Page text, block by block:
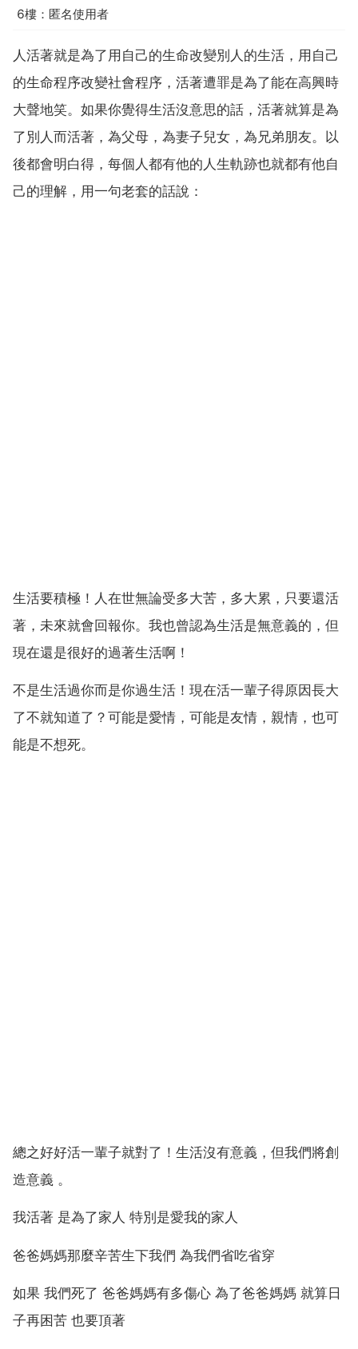
6樓：匿名使用者
人活著就是為了用自己的生命改變別人的生活，用自己
的生命程序改變社會程序，活著遭罪是為了能在高興時
大聲地笑。如果你覺得生活沒意思的話，活著就算是為
了別人而活著，為父母，為妻子兒女，為兄弟朋友。以
後都會明白得，每個人都有他的人生軌跡也就都有他自
己的理解，用一句老套的話說：
生活要積極！人在世無論受多大苦，多大累，只要還活
著，未來就會回報你。我也曾認為生活是無意義的，但
現在還是很好的過著生活啊！
不是生活過你而是你過生活！現在活一輩子得原因長大
了不就知道了？可能是愛情，可能是友情，親情，也可
能是不想死。
總之好好活一輩子就對了！生活沒有意義，但我們將創
造意義 。
我活著 是為了家人 特別是愛我的家人
爸爸媽媽那麼辛苦生下我們 為我們省吃省穿
如果 我們死了 爸爸媽媽有多傷心 為了爸爸媽媽 就算日
子再困苦 也要頂著